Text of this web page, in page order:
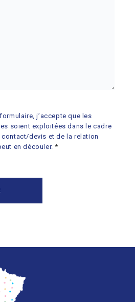
j’accepte que les
soient exploitées dans le cadre
contact/devis et de la relation
en découler.*
pratiques